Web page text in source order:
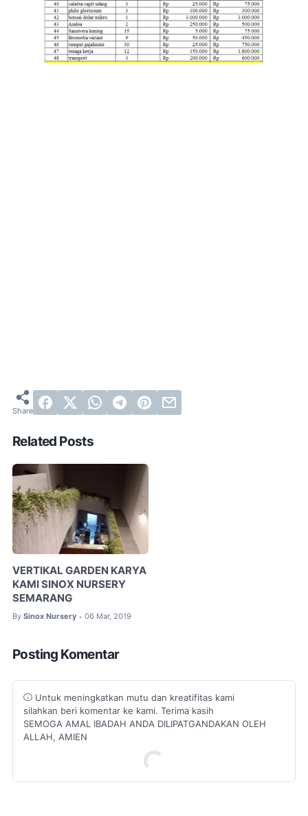
Related Posts
VERTIKAL GARDEN KARYA
KAMI SINOX NURSERY
SEMARANG
By Sinox Nursery • 06 Mar, 2019
Posting Komentar
Untuk meningkatkan mutu dan kreatifitas kami
silahkan beri komentar ke kami. Terima kasih
SEMOGA AMAL IBADAH ANDA DILIPATGANDAKAN OLEH
ALLAH, AMIEN